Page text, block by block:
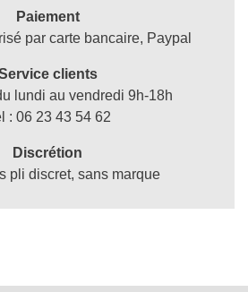
Paiement
par carte bancaire, Paypal
clients
lundi au vendredi 9h-18h
: 06 23 43 54 62
Discrétion
pli discret, sans marque